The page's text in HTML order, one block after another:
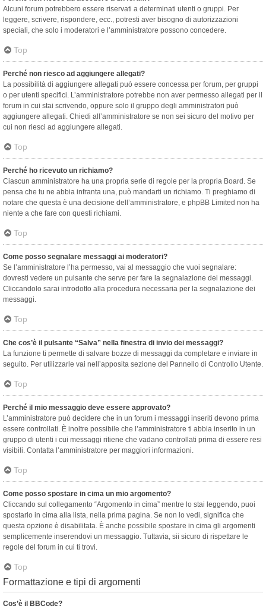
Alcuni forum potrebbero essere riservati a determinati utenti o gruppi. Per
leggere, scrivere, rispondere, ecc., potresti aver bisogno di autorizzazioni
speciali, che solo i moderatori e l’amministratore possono concedere.
Top
Perché non riesco ad aggiungere allegati?
La possibilità di aggiungere allegati può essere concessa per forum, per gruppi
o per utenti specifici. L’amministratore potrebbe non aver permesso allegati per il
forum in cui stai scrivendo, oppure solo il gruppo degli amministratori può
aggiungere allegati. Chiedi all’amministratore se non sei sicuro del motivo per
cui non riesci ad aggiungere allegati.
Top
Perché ho ricevuto un richiamo?
Ciascun amministratore ha una propria serie di regole per la propria Board. Se
pensa che tu ne abbia infranta una, può mandarti un richiamo. Ti preghiamo di
notare che questa è una decisione dell’amministratore, e phpBB Limited non ha
niente a che fare con questi richiami.
Top
Come posso segnalare messaggi ai moderatori?
Se l’amministratore l’ha permesso, vai al messaggio che vuoi segnalare:
dovresti vedere un pulsante che serve per fare la segnalazione dei messaggi.
Cliccandolo sarai introdotto alla procedura necessaria per la segnalazione dei
messaggi.
Top
Che cos’è il pulsante “Salva” nella finestra di invio dei messaggi?
La funzione ti permette di salvare bozze di messaggi da completare e inviare in
seguito. Per utilizzarle vai nell’apposita sezione del Pannello di Controllo Utente.
Top
Perché il mio messaggio deve essere approvato?
L’amministratore può decidere che in un forum i messaggi inseriti devono prima
essere controllati. È inoltre possibile che l’amministratore ti abbia inserito in un
gruppo di utenti i cui messaggi ritiene che vadano controllati prima di essere resi
visibili. Contatta l’amministratore per maggiori informazioni.
Top
Come posso spostare in cima un mio argomento?
Cliccando sul collegamento “Argomento in cima” mentre lo stai leggendo, puoi
spostarlo in cima alla lista, nella prima pagina. Se non lo vedi, significa che
questa opzione è disabilitata. È anche possibile spostare in cima gli argomenti
semplicemente inserendovi un messaggio. Tuttavia, sii sicuro di rispettare le
regole del forum in cui ti trovi.
Top
Formattazione e tipi di argomenti
Cos’è il BBCode?